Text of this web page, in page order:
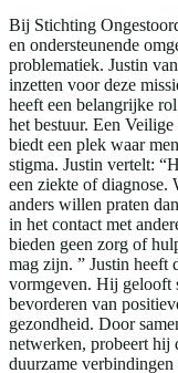
Bij Stichting
en ondersteunende
problematiek. Justin
inzetten voor deze
heeft een belangrijke
het bestuur. Een
biedt een plek waar
stigma. Justin vertelt:
een ziekte of diagnose.
anders willen praten
in het contact met
bieden geen zorg of
mag zijn. ” Justin heeft
vormgeven. Hij gelooft
bevorderen van
gezondheid. Door
netwerken, probeert hij
duurzame